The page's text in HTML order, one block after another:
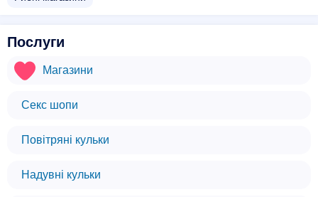
Послуги
Магазини
Секс шопи
Повітряні кульки
Надувні кульки